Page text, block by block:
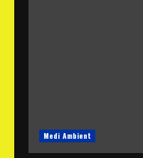
Medi Ambient